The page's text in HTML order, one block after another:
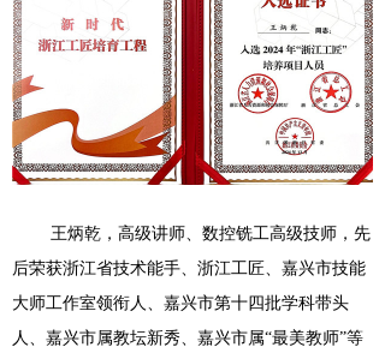
王炳乾，高级讲师、数控铣工高级技师， 先
后荣获浙江省技术能手、 浙江工匠、 嘉兴市技能
大师工作室领衔人 、 嘉兴市第十四批学科带头
人、嘉兴市属教坛新秀、 嘉兴市属“最美教师”等